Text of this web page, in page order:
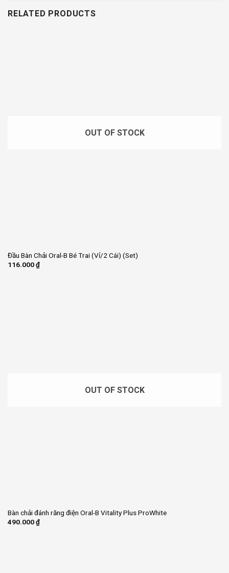
RELATED PRODUCTS
OUT OF STOCK
Đầu Bàn Chải Oral-B Bé Trai (Vỉ/2 Cái) (Set)
116.000₫
OUT OF STOCK
Bàn chải đánh răng điện Oral-B Vitality Plus ProWhite
490.000₫